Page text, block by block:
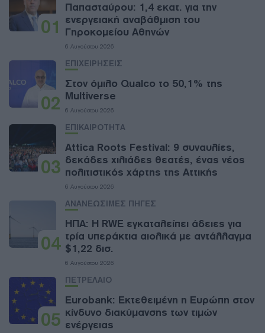
01
Παπασταύρου: 1,4 εκατ. για την
ενεργειακή αναβάθμιση του
Γηροκομείου Αθηνών
6 Αυγούστου 2026
02
ΕΠΙΧΕΙΡΗΣΕΙΣ
Στον όμιλο Qualco το 50,1% της
Multiverse
6 Αυγούστου 2026
03
ΕΠΙΚΑΙΡΟΤΗΤΑ
Attica Roots Festival: 9 συναυλίες,
δεκάδες χιλιάδες θεατές, ένας νέος
πολιτιστικός χάρτης της Αττικής
6 Αυγούστου 2026
04
ΑΝΑΝΕΩΣΙΜΕΣ ΠΗΓΕΣ
ΗΠΑ: Η RWE εγκαταλείπει άδειες για
τρία υπεράκτια αιολικά με αντάλλαγμα
$1,22 δισ.
6 Αυγούστου 2026
05
ΠΕΤΡΕΛΑΙΟ
Eurobank: Εκτεθειμένη η Ευρώπη στον
κίνδυνο διακύμανσης των τιμών
ενέργειας